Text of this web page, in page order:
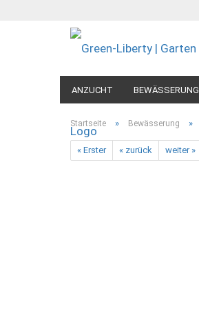
ANZUCHT BEWÄSSERUNG
MESSGERÄTE
Startseite » Bewässerung »
« Erster « zurück weiter »